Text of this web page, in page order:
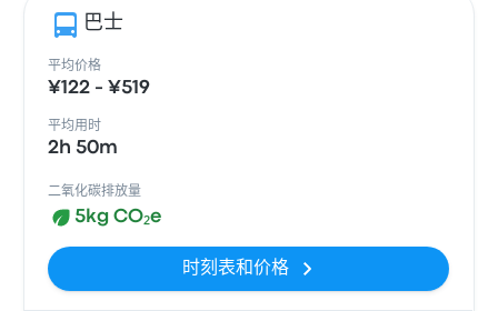
巴士
平均价格
¥122 - ¥519
平均用时
2h 50m
二氧化碳排放量
5kg CO₂e
时刻表和价格